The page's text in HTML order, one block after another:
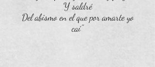
Y saldré
Del abismo en el que por amarte yo
caí"